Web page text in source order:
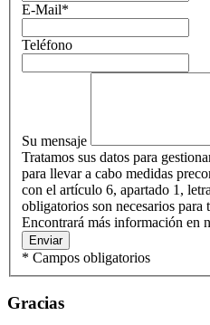
E-Mail*
Teléfono
Su mensaje
Tratamos sus datos para
para llevar a cabo medidas
con el artículo 6, apartado 1,
obligatorios son necesarios para
Encontrará más información en
Enviar
* Campos obligatorios
Gracias